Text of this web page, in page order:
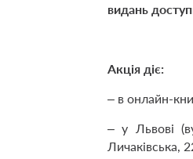
видань
Акція діє:
– в онлайн-
– у Львові
Личаківська,